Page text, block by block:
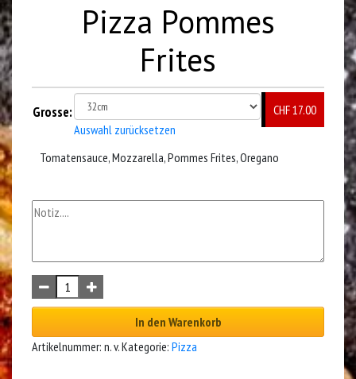
Pizza Pommes
Frites
CHF 17.00
Tomatensauce, Mozzarella, Pommes Frites, Oregano
Grosse:
Auswahl zurücksetzen
In den Warenkorb
Artikelnummer: n. v.Kategorie: Pizza